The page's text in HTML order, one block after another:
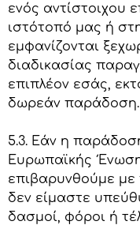
ενός αντίστοιχου
ιστότοπό μας ή
εμφανίζονται
διαδικασίας
επιπλέον εσάς,
δωρεάν παράδοση.
5.3. Εάν η
Ευρωπαϊκής
επιβαρυνθούμε
δεν είμαστε
δασμοί, φόροι ή